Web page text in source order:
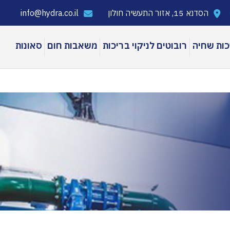
הסדנא 15, אזור התעשיה חולון
שחיה רובוטים לניקוי בריכות משאבות חום סאונות